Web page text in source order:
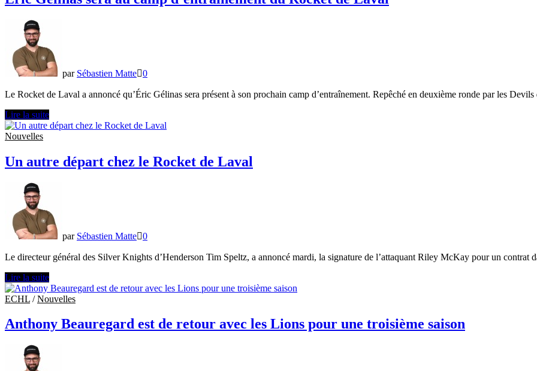
ses
buteurs
par Sébastien Matte 0
Le Rocket de Laval a annoncé qu’Éric Gélinas sera présent à son prochain camp d’entraînement. Repêché en deuxième ronde par les
Éric
Gélinas
sera
camp
d’entraînement
Rocket
Laval
Lire la suite
Nouvelles
Un autre départ chez le Rocket de Laval
par Sébastien Matte 0
Le directeur général des Silver Knights d’Henderson Tim Speltz, a annoncé mardi, la signature de l’attaquant Riley McKay pour un
Un
autre
départ
le
Rocket
Laval
Lire la suite
ECHL /Nouvelles
Anthony Beauregard est de retour avec les Lions pour une troisième saison